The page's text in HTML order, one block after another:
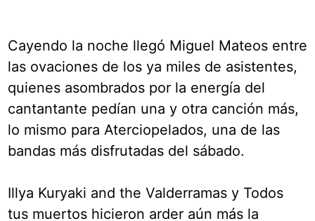
Cayendo la noche llegó Miguel Mateos entre
las ovaciones de los ya miles de asistentes,
quienes asombrados por la energía del
cantantante pedían una y otra canción más,
lo mismo para Aterciopelados, una de las
bandas más disfrutadas del sábado.
Illya Kuryaki and the Valderramas y Todos
tus muertos hicieron arder aún más la